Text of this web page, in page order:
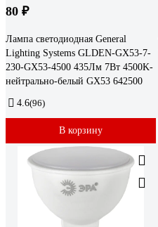
80 ₽
Лампа светодиодная General
Lighting Systems GLDEN-GX53-7-
230-GX53-4500 435Лм 7Вт 4500K-
нейтрально-белый GX53 642500
4.6(96)
В корзину